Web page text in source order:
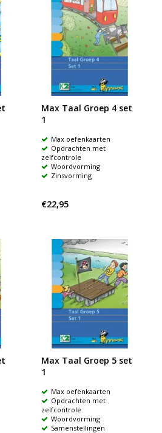
Max Taal Groep 4 set
1
Max oefenkaarten
Opdrachten met
zelfcontrole
Woordvorming
Zinsvorming
€22,95
Max Taal Groep 5 set
1
Max oefenkaarten
Opdrachten met
zelfcontrole
Woordvorming
Samenstellingen